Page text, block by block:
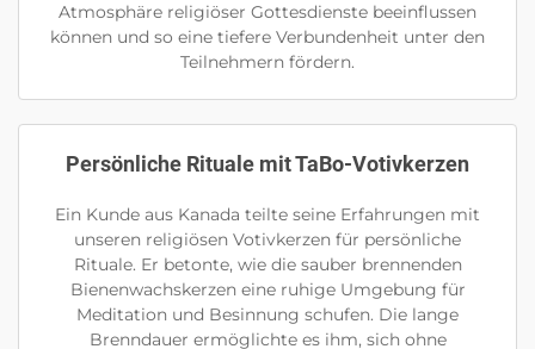
Atmosphäre religiöser Gottesdienste beeinflussen
können und so eine tiefere Verbundenheit unter den
Teilnehmern fördern.
Persönliche Rituale mit TaBo-Votivkerzen
Ein Kunde aus Kanada teilte seine Erfahrungen mit
unseren religiösen Votivkerzen für persönliche
Rituale. Er betonte, wie die sauber brennenden
Bienenwachskerzen eine ruhige Umgebung für
Meditation und Besinnung schufen. Die lange
Brenndauer ermöglichte es ihm, sich ohne